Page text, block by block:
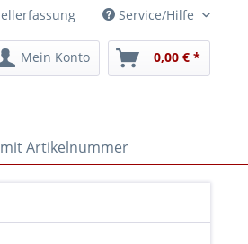
Service/Hilfe
Mein Konto 0,00 € *
Artikelnummer